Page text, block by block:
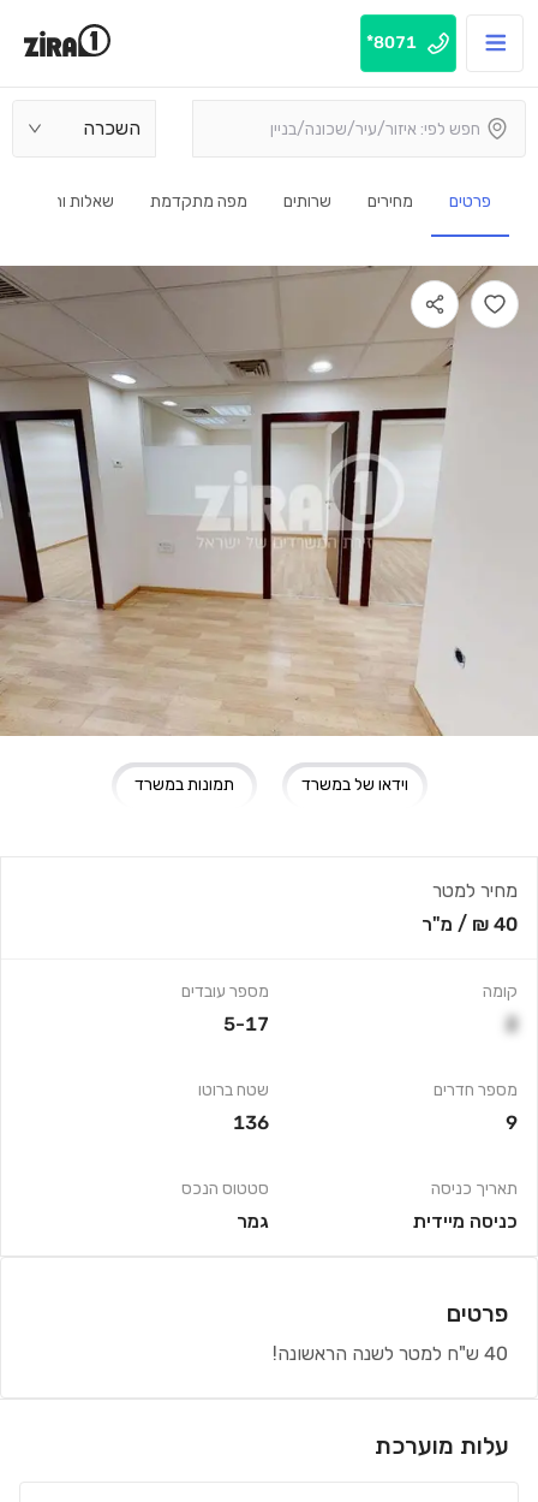
8071*
השכרה
פרטים מחירים שרותים מפה מתקדמת שאלות ותשובות
תמונות במשרד וידאו של במשרד
מחיר למטר
40 ₪
/ מ"ר
קומה
2
מספר חדרים
9
תאריך כניסה
כניסה מיידית
מספר עובדים
5-17
שטח ברוטו
136
סטטוס הנכס
גמר
פרטים
40 ש"ח למטר לשנה הראשונה!
עלות מוערכת